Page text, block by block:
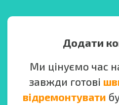
Додати
Ми цінуємо час
завжди готові
відремонтувати